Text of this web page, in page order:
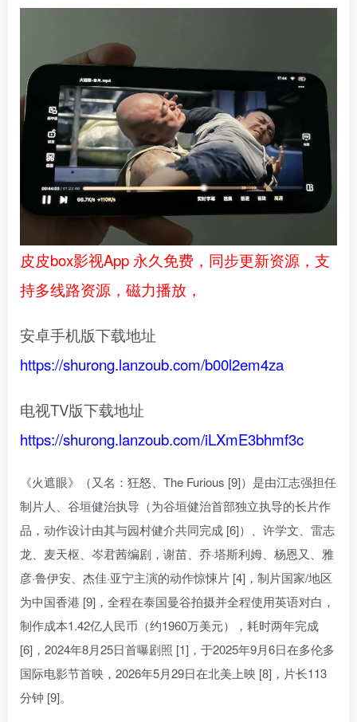
皮皮box影视App 永久免费，同步更新资源，支
持多线路资源，磁力播放，
安卓手机版下载地址
https://shurong.lanzoub.com/b00l2em4za
电视TV版下载地址
https://shurong.lanzoub.com/iLXmE3bhmf3c
《火遮眼》（又名：狂怒、The Furious [9]）是由江志强担任
制片人、谷垣健治执导（为谷垣健治首部独立执导的长片作
品，动作设计由其与园村健介共同完成 [6]）、许学文、雷志
龙、麦天枢、岑君茜编剧，谢苗、乔·塔斯利姆、杨恩又、雅
彦·鲁伊安、杰佳·亚宁主演的动作惊悚片 [4]，制片国家/地区
为中国香港 [9]，全程在泰国曼谷拍摄并全程使用英语对白，
制作成本1.42亿人民币（约1960万美元），耗时两年完成
[6]，2024年8月25日首曝剧照 [1]，于2025年9月6日在多伦多
国际电影节首映，2026年5月29日在北美上映 [8]，片长113
分钟 [9]。